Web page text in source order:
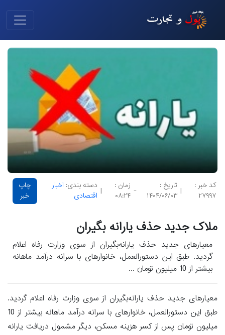
کد خبر :
۲۷۹۹۷
|
تاریخ :
۱۴۰۴/۰۶/۰۳
-
زمان :
۰۸:۲۴
|
دسته بندی: اخبار
اقتصادی
چاپ
خبر
ملاک جدید حذف یارانه بگیران
معیارهای جدید حذف یارانه‌بگیران از سوی وزارت رفاه اعلام
گردید. طبق این دستورالعمل، خانوارهای با سرانه درآمد ماهانه
بیشتر از 10 میلیون تومان ...
معیارهای جدید حذف یارانه‌بگیران از سوی وزارت رفاه اعلام گردید.
طبق این دستورالعمل، خانوارهای با سرانه درآمد ماهانه بیشتر از 10
میلیون تومان پس از کسر هزینه مسکن، دیگر مشمول دریافت یارانه